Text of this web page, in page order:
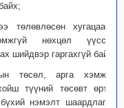
төлөвлөсөн хугацаанд
нөхцөл үүссэн
шийдвэр гаргахгүй байх;
төсөл, арга хэмжээ
түүний төсөвт өртөг
нэмэлт шаардлагыг